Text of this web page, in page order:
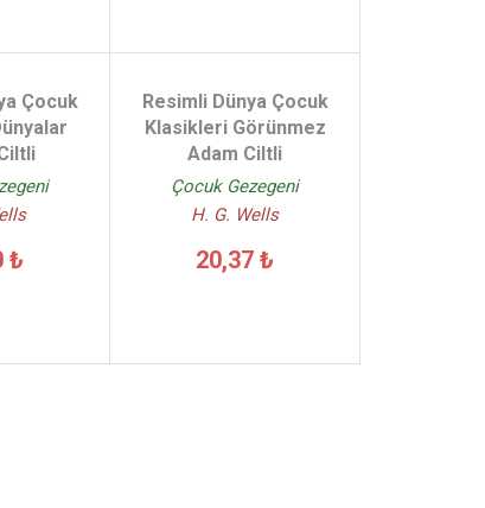
Çocuk
₺
Resimli Dünya Çocuk
Klasikleri Görünmez
Adam Ciltli
Çocuk Gezegeni
H. G. Wells
20,37 ₺